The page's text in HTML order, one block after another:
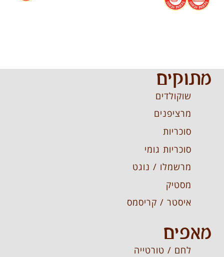
מתוקים
שוקולדים
מרציפנים
סוכריות
סוכריות גומי
מרשמלו / נוגט
מסטיק
איסטר / קריסמס
מאפים
לחם / טורטייה